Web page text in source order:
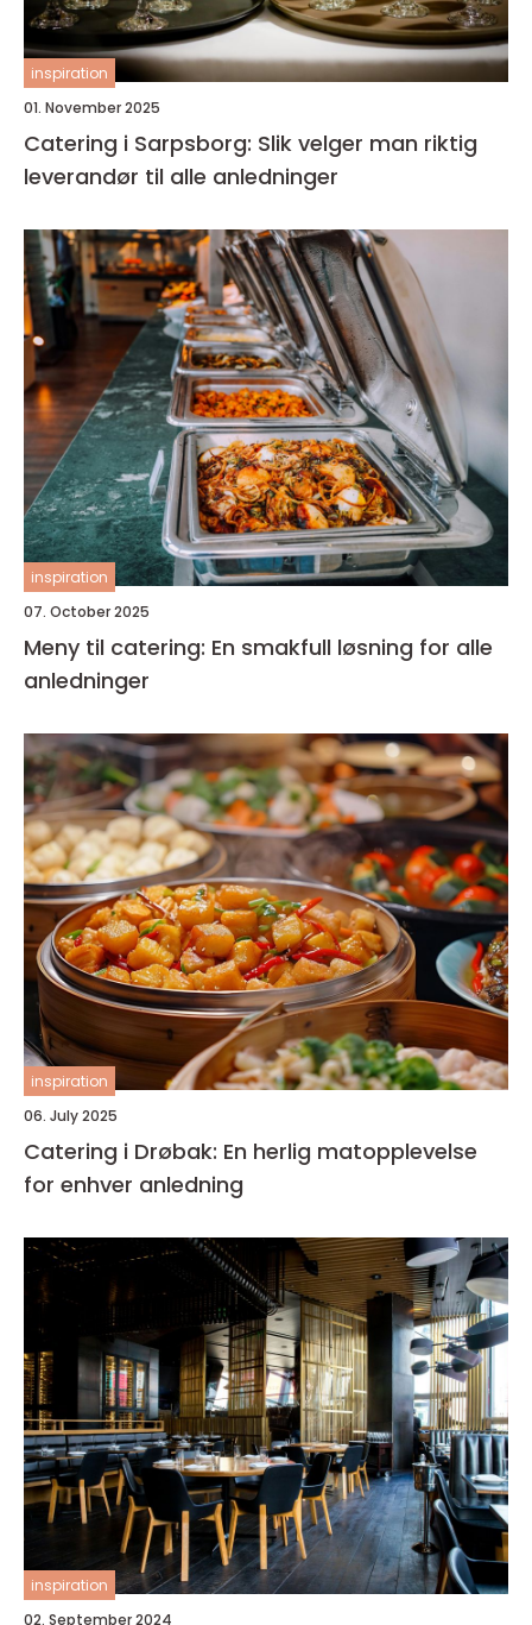
inspiration
01. November 2025
Catering i Sarpsborg: Slik velger man riktig
leverandør til alle anledninger
inspiration
07. October 2025
Meny til catering: En smakfull løsning for alle
anledninger
inspiration
06. July 2025
Catering i Drøbak: En herlig matopplevelse
for enhver anledning
inspiration
02. September 2024